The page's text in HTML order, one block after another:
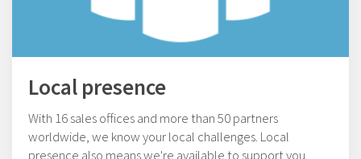
Local presence
With 16 sales offices and more than 50 partners
worldwide, we know your local challenges. Local
presence also means we're available to support you.